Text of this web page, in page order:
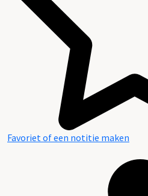
Favoriet of een notitie maken